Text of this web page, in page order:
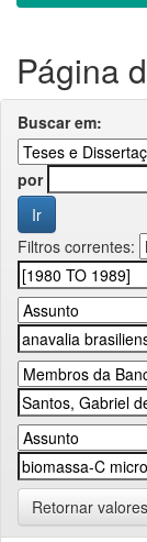
Página
Buscar em:
por
Filtros correntes:
Retornar valores